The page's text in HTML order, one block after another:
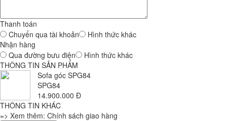
Thanh toán
Chuyển qua tài khoản
Hình thức khác
Nhận hàng
Qua đường bưu điện
Hình thức khác
THÔNG TIN SẢN PHẨM
Sofa góc SPG84
SPG84
14.900.000 Đ
THÔNG TIN KHÁC
=> Xem thêm: Chính sách giao hàng